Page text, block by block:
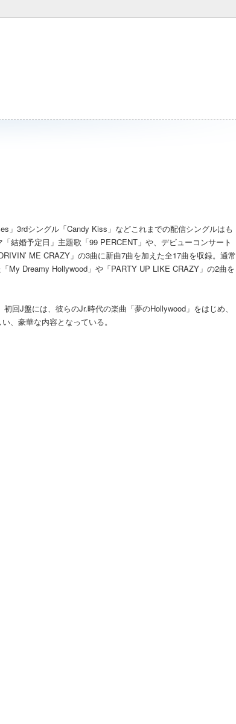
」3rdシングル「Candy Kiss」などこれまでの配信シングルはも
結婚予定日」主題歌「99 PERCENT」や、デビューコンサート
ME CRAZY」の3曲に新曲7曲を加えた全17曲を収録。通常
My Dreamy Hollywood」や「PARTY UP LIKE CRAZY」の2曲を
回J盤には、彼らのJr.時代の楽曲「夢のHollywood」をはじめ、
、豪華な内容となっている。